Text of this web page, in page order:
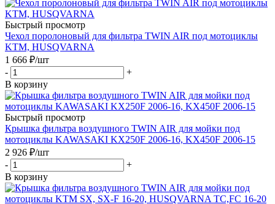
Быстрый просмотр
Чехол поролоновый для фильтра TWIN AIR под мотоциклы
KTM, HUSQVARNA
1 666 ₽/шт
-
+
В корзину
Быстрый просмотр
Крышка фильтра воздушного TWIN AIR для мойки под
мотоциклы KAWASAKI KX250F 2006-16, KX450F 2006-15
2 926 ₽/шт
-
+
В корзину